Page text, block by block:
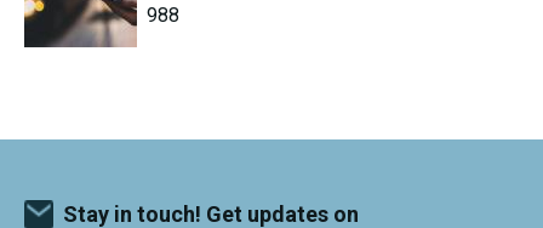
988
Stay in touch! Get updates on